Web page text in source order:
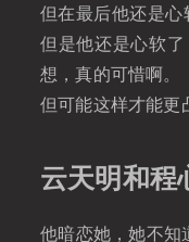
但在最后他还是心
但是他还是心软
想，真的可惜啊。
但可能这样才能更
云天明和程
他暗恋她，她不知